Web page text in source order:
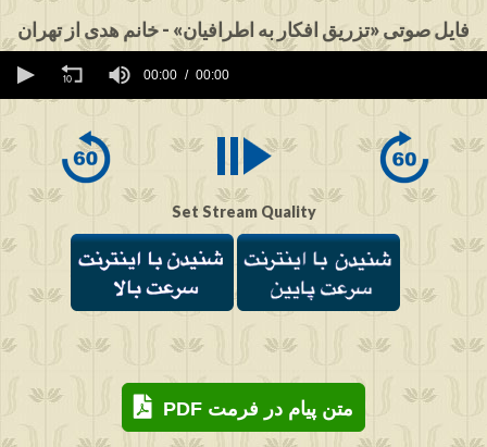
فایل صوتی «تزریق افکار به اطرافیان» - خانم هدی از تهران
seconds
00:00 00:00
Set Stream Quality
PDF متن پیام در فرمت